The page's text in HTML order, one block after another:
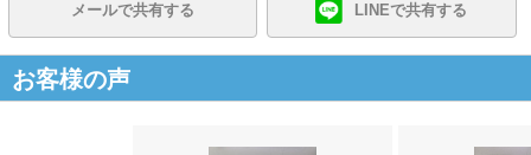
メールで共有する LINEで共有する
お客様の声